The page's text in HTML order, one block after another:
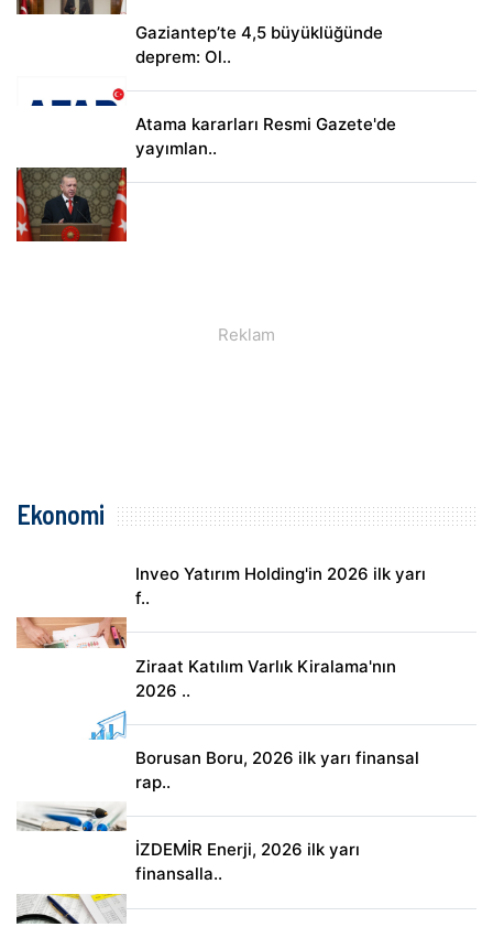
Gaziantep’te 4,5 büyüklüğünde
deprem: Ol..
Atama kararları Resmi Gazete'de
yayımlan..
Ekonomi
Inveo Yatırım Holding'in 2026 ilk yarı
f..
Ziraat Katılım Varlık Kiralama'nın
2026 ..
Borusan Boru, 2026 ilk yarı finansal
rap..
İZDEMİR Enerji, 2026 ilk yarı
finansalla..